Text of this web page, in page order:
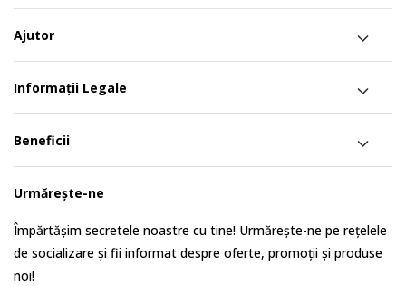
Ajutor
Informații Legale
Beneficii
Urmărește-ne
Împărtășim secretele noastre cu tine! Urmărește-ne pe rețelele
de socializare și fii informat despre oferte, promoții și produse
noi!